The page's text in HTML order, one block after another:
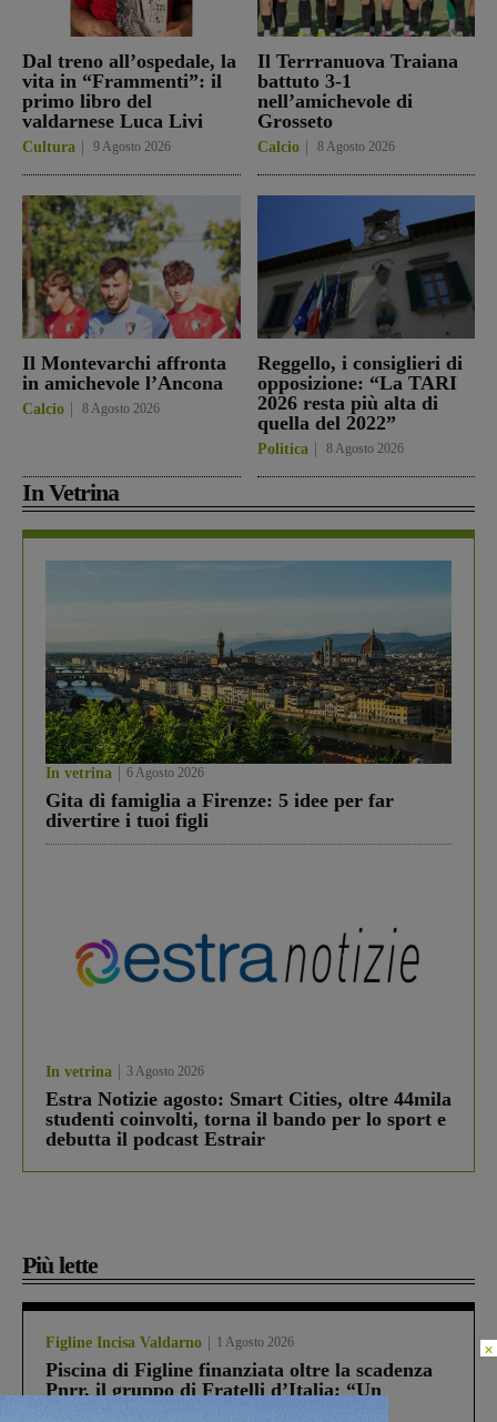
Dal treno all’ospedale, la
vita in “Frammenti”: il
primo libro del
valdarnese Luca Livi
Cultura 9 Agosto 2026
Il Terrranuova Traiana
battuto 3-1
nell’amichevole di
Grosseto
Calcio 8 Agosto 2026
Il Montevarchi affronta
in amichevole l’Ancona
Calcio 8 Agosto 2026
Reggello, i consiglieri di
opposizione: “La TARI
2026 resta più alta di
quella del 2022”
Politica 8 Agosto 2026
In Vetrina
In vetrina 6 Agosto 2026
Gita di famiglia a Firenze: 5 idee per far
divertire i tuoi figli
In vetrina 3 Agosto 2026
Estra Notizie agosto: Smart Cities, oltre 44mila
studenti coinvolti, torna il bando per lo sport e
debutta il podcast Estrair
Più lette
Figline Incisa Valdarno 1 Agosto 2026
Piscina di Figline finanziata oltre la scadenza
Pnrr, il gruppo di Fratelli d’Italia: “Un
×